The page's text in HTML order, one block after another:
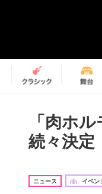
「肉ホ
続々決定
ニュース イベン